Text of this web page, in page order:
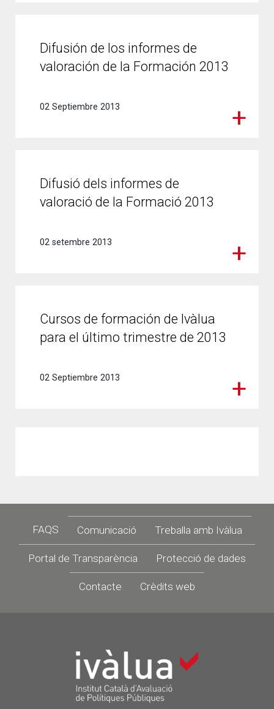
Difusión de los informes de
valoración de la Formación 2013
02 Septiembre 2013
Difusió dels informes de
valoració de la Formació 2013
02 setembre 2013
Cursos de formación de Ivàlua
para el último trimestre de 2013
02 Septiembre 2013
Footer
FAQS Comunicació Treballa amb Ivàlua
Portal de Transparència Protecció de dades
Contacte Crèdits web